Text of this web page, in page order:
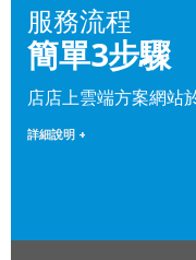
服務流程
簡單3步驟
店店上雲端方案網站
詳細說明 +